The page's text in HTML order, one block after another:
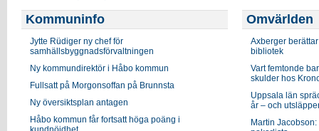
Kommuninfo
Jytte Rüdiger ny chef för
samhällsbyggnadsförvaltningen
Ny kommundirektör i Håbo kommun
Fullsatt på Morgonsoffan på Brunnsta
Ny översiktsplan antagen
Håbo kommun får fortsatt höga poäng i
Omvärlden
Axberger
bibliotek
Vart femtonde
skulder hos
Uppsala län
år – och
Martin